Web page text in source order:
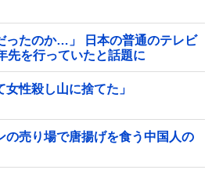
ったのか…」 日本の普通のテレビ
先を行っていたと話題に
性殺し山に捨てた」
の売り場で唐揚げを食う中国人の